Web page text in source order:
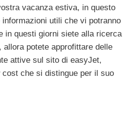
vacanza estiva, in questo
utili che vi potranno
in questi giorni siete alla ricerca
allora potete approfittare delle
attive sul sito di easyJet,
cost che si distingue per il suo